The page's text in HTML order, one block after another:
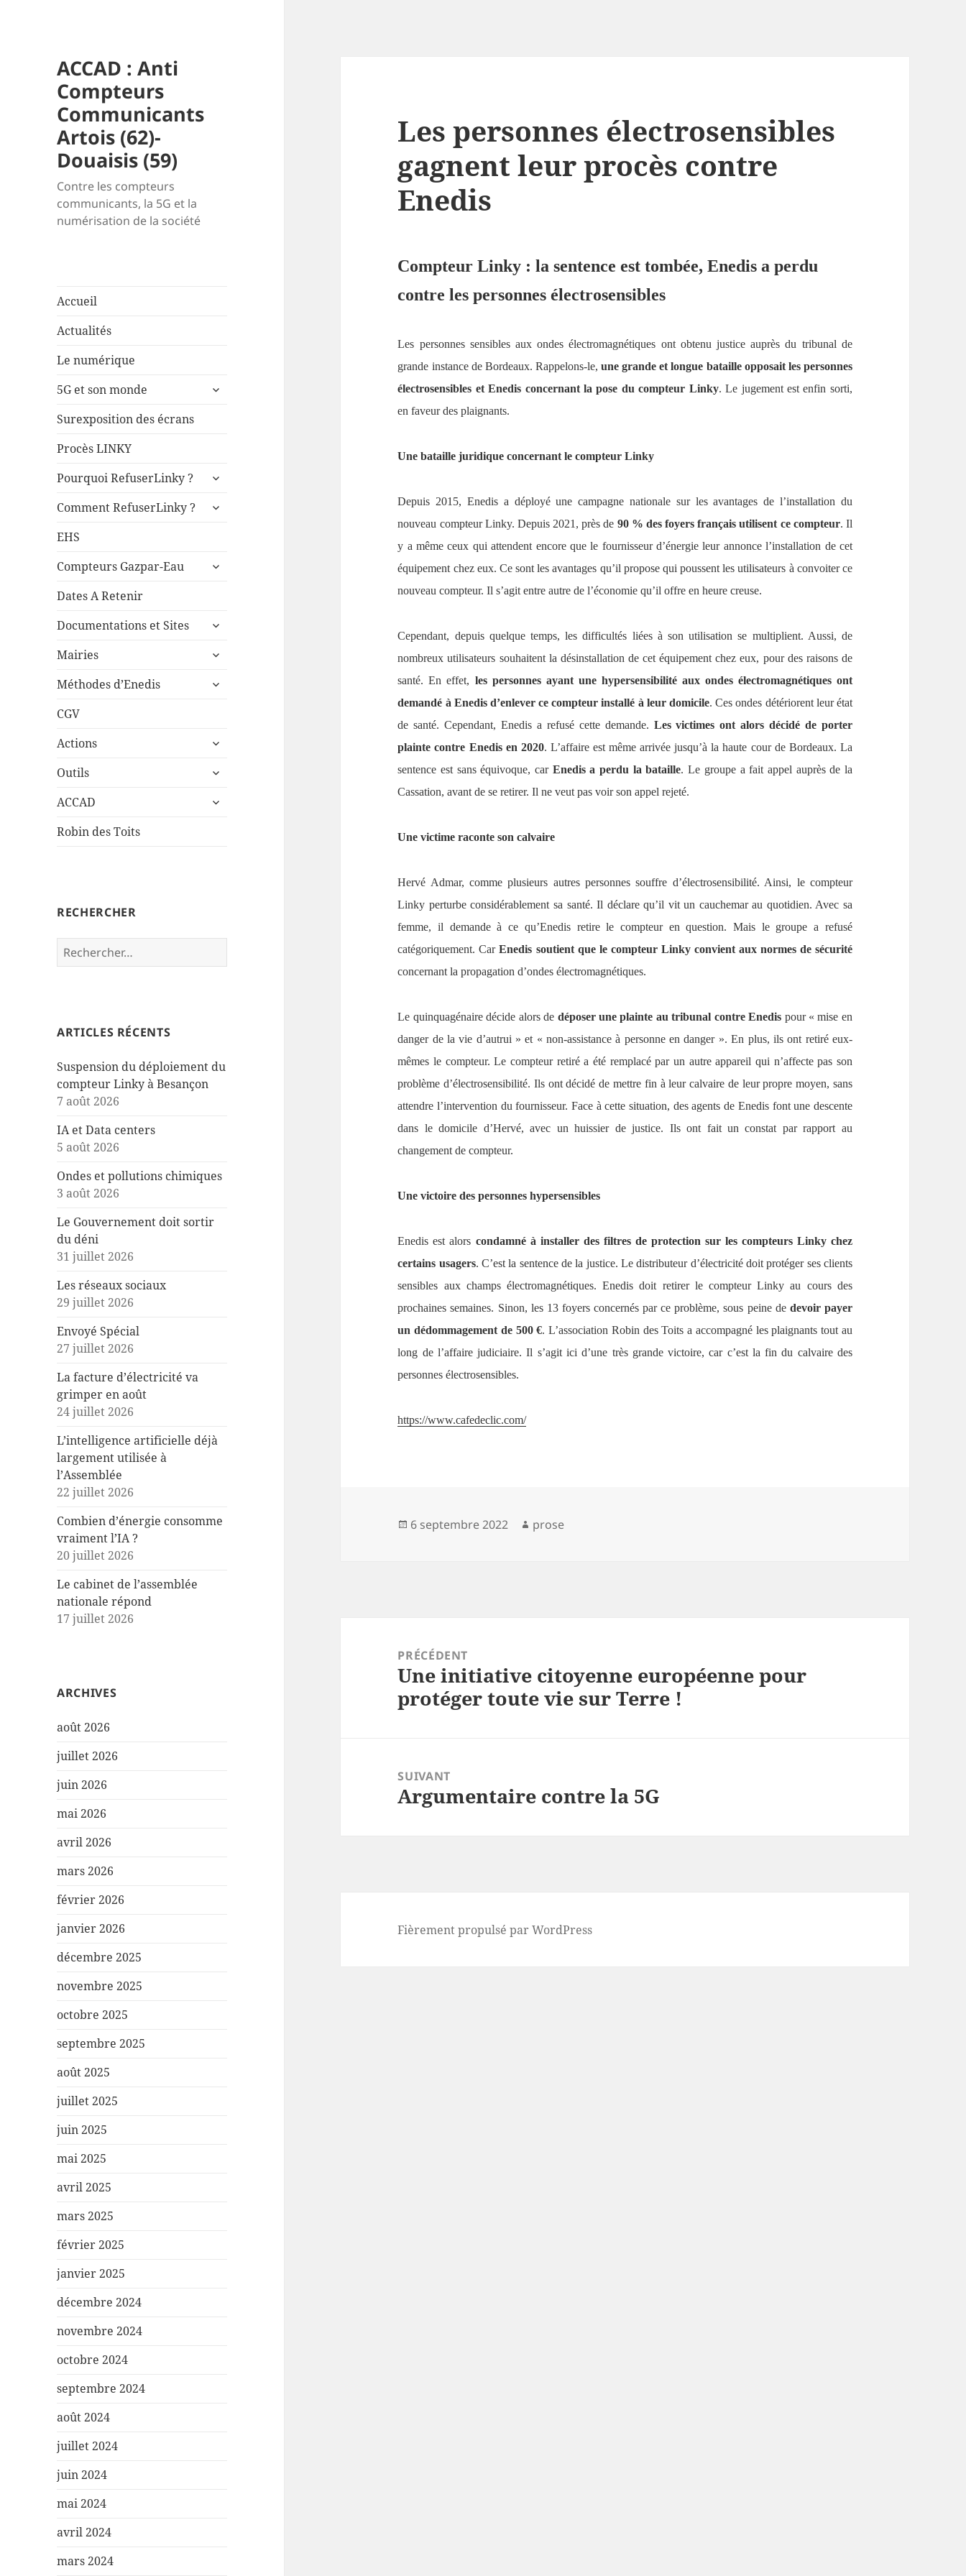
ACCAD : Anti
Compteurs
Communicants
Artois (62)-
Douaisis (59)
Contre les compteurs
communicants, la 5G et la
numérisation de la société
Accueil
Actualités
Le numérique
5G et son monde
ouvrir
Surexposition des écrans
Procès LINKY
Pourquoi RefuserLinky ?
ouvrir
sous-
Comment RefuserLinky ?
ouvrir
EHS
Compteurs Gazpar-Eau
ouvrir
Dates A Retenir
Documentations et Sites
ouvrir
sous-
Mairies
ouvrir
sous-
Méthodes d’Enedis
ouvrir
CGV
Actions
ouvrir
sous-
Outils
ouvrir
sous-
ACCAD
ouvrir
Robin des Toits
RECHERCHER
Rechercher :
ARTICLES RÉCENTS
Suspension du déploiement du
compteur Linky à Besançon
7 août 2026
IA et Data centers
5 août 2026
Ondes et pollutions chimiques
3 août 2026
Le Gouvernement doit sortir
du déni
31 juillet 2026
Les réseaux sociaux
29 juillet 2026
Envoyé Spécial
27 juillet 2026
La facture d’électricité va
grimper en août
24 juillet 2026
L’intelligence artificielle déjà
largement utilisée à
l’Assemblée
22 juillet 2026
Combien d’énergie consomme
vraiment l’IA ?
20 juillet 2026
Le cabinet de l’assemblée
nationale répond
17 juillet 2026
ARCHIVES
août 2026
juillet 2026
juin 2026
mai 2026
avril 2026
mars 2026
février 2026
janvier 2026
décembre 2025
novembre 2025
octobre 2025
septembre 2025
août 2025
juillet 2025
juin 2025
mai 2025
avril 2025
mars 2025
février 2025
janvier 2025
décembre 2024
novembre 2024
octobre 2024
septembre 2024
août 2024
juillet 2024
juin 2024
mai 2024
avril 2024
mars 2024
Les personnes électrosensibles
gagnent leur procès contre
Enedis
Compteur Linky : la sentence est tombée, Enedis a perdu
contre les personnes électrosensibles
Les personnes sensibles aux ondes électromagnétiques ont obtenu justice auprès du tribunal de
grande instance de Bordeaux. Rappelons-le,une grande et longue bataille opposait les personnes
électrosensibles et Enedis concernant la pose du compteur Linky. Le jugement est enfin sorti,
en faveur des plaignants.
Une bataille juridique concernant le compteur Linky
Depuis 2015, Enedis a déployé une campagne nationale sur les avantages de l’installation du
nouveau compteur Linky. Depuis 2021, près de 90 % des foyers français utilisent ce compteur. Il
y a même ceux qui attendent encore que le fournisseur d’énergie leur annonce l’installation de cet
équipement chez eux. Ce sont les avantages qu’il propose qui poussent les utilisateurs à convoiter ce
nouveau compteur. Il s’agit entre autre de l’économie qu’il offre en heure creuse.
Cependant, depuis quelque temps, les difficultés liées à son utilisation se multiplient. Aussi, de
nombreux utilisateurs souhaitent la désinstallation de cet équipement chez eux, pour des raisons de
santé. En effet, les personnes ayant une hypersensibilité aux ondes électromagnétiques ont
demandé à Enedis d’enlever ce compteur installé à leur domicile. Ces ondes détériorent leur état
de santé. Cependant, Enedis a refusé cette demande. Les victimes ont alors décidé de porter
plainte contre Enedis en 2020. L’affaire est même arrivée jusqu’à la haute cour de Bordeaux. La
sentence est sans équivoque, car Enedis a perdu la bataille. Le groupe a fait appel auprès de la
Cassation, avant de se retirer. Il ne veut pas voir son appel rejeté.
Une victime raconte son calvaire
Hervé Admar, comme plusieurs autres personnes souffre d’électrosensibilité. Ainsi, le compteur
Linky perturbe considérablement sa santé. Il déclare qu’il vit un cauchemar au quotidien. Avec sa
femme, il demande à ce qu’Enedis retire le compteur en question. Mais le groupe a refusé
catégoriquement. CarEnedis soutient que le compteur Linky convient aux normes de sécurité
concernant la propagation d’ondes électromagnétiques.
Le quinquagénaire décide alors de déposer une plainte au tribunal contre Enedis pour « mise en
danger de la vie d’autrui » et « non-assistance à personne en danger ». En plus, ils ont retiré eux-
mêmes le compteur. Le compteur retiré a été remplacé par un autre appareil qui n’affecte pas son
problème d’électrosensibilité. Ils ont décidé de mettre fin à leur calvaire de leur propre moyen, sans
attendre l’intervention du fournisseur. Face à cette situation, des agents de Enedis font une descente
dans le domicile d’Hervé, avec un huissier de justice. Ils ont fait un constat par rapport au
changement de compteur.
Une victoire des personnes hypersensibles
Enedis est alors condamné à installer des filtres de protection sur les compteurs Linky chez
certains usagers. C’est la sentence de la justice. Le distributeur d’électricité doit protéger ses clients
sensibles aux champs électromagnétiques. Enedis doit retirer le compteur Linky au cours des
prochaines semaines. Sinon, les 13 foyers concernés par ce problème, sous peine de devoir payer
un dédommagement de 500 €. L’association Robin des Toits a accompagné les plaignants tout au
long de l’affaire judiciaire. Il s’agit ici d’une très grande victoire, car c’est la fin du calvaire des
personnes électrosensibles.
https://www.cafedeclic.com/
Publié
6 septembre 2022 Auteur
prose
PRÉCÉDENT
Article
précédent :
Une initiative citoyenne européenne pour
protéger toute vie sur Terre !
SUIVANT
Article
Argumentaire contre la 5G
Fièrement propulsé par WordPress